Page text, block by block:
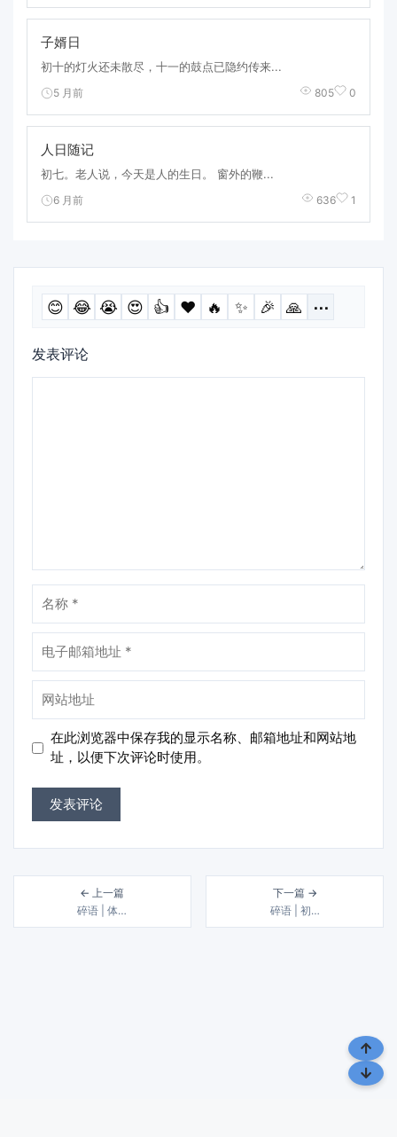
子婿日
初十的灯火还未散尽，十一的鼓点已隐约传来...
5 月前 805 0
人日随记
初七。老人说，今天是人的生日。 窗外的鞭...
6 月前 636 1
😊 😂 😭 😍 👍 ❤️ 🔥 ✨ 🎉 🙏 ⋯
发表评论
称
子
邮
箱
地
址
站
址
在此浏览器中保存我的显示名称、邮箱地址和网站地
址，以便下次评论时使用。
← 上一篇
碎语 | 体…
下一篇 →
碎语 | 初…